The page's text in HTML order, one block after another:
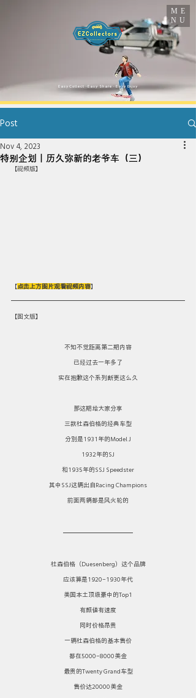
​Easy Collect · Easy Share · Easy Enjoy
ME
NU
Post
特别企划｜历久弥新的老爷车（三）
Nov 4, 2023
【视频版】
【 点击上方图片观看视频内容】
【图文版】
不知不觉距离第二期内容
已经过去一年多了
实在抱歉这个系列断更这么久
那这期给大家分享
三款杜森伯格的经典车型
分别是1931年的Model J
1932年的SJ
和1935年的SSJ Speedster
其中SSJ这辆出自Racing Champions
前面两辆都是风火轮的
杜森伯格（Duesenberg）这个品牌
应该算是1920-1930年代
美国本土顶级豪中的Top1
有颜值有速度
同时价格昂贵
一辆杜森伯格的基本售价
都在5000-8000美金
最贵的Twenty Grand车型
售价达20000美金